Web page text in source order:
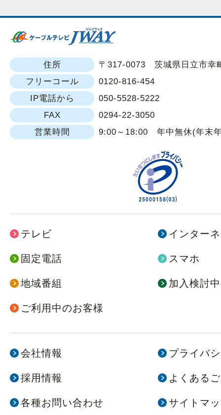
本人からの求めにより、当社が本
得した個人情報の利用目的の通知
容の訂正・追加または削除・利用
去・第三者提供記録の開示（「開
います。）に応じます。
開示等に応じる窓口は、下記の個
窓口となります。
個人情報に関する問い合わせ窓口
（フリーコール）
住所
〒317-0073 茨城県日立市幸
フリーコール
0120-816-454
IP電話から
050-5528-5222
FAX
0294-22-3050
営業時間
9:00～18:00 年中無休(年末
テレビ インター
固定電話 スマホ
地域番組 加入検討
ご利用中のお客様
会社情報 プライバ
採用情報 よくある
各種お問い合わせ サイトマ